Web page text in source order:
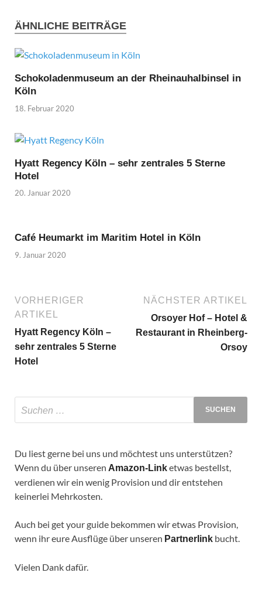
ÄHNLICHE BEITRÄGE
Schokoladenmuseum an der Rheinauhalbinsel in
Köln
18. Februar 2020
Hyatt Regency Köln – sehr zentrales 5 Sterne
Hotel
20. Januar 2020
Café Heumarkt im Maritim Hotel in Köln
9. Januar 2020
VORHERIGER
ARTIKEL
Hyatt Regency Köln –
sehr zentrales 5 Sterne
Hotel
NÄCHSTER ARTIKEL
Orsoyer Hof – Hotel &
Restaurant in Rheinberg-
Orsoy
Du liest gerne bei uns und möchtest uns unterstützen?
Wenn du über unseren Amazon-Linketwas bestellst,
verdienen wir ein wenig Provision und dir entstehen
keinerlei Mehrkosten.
Auch bei get your guide bekommen wir etwas Provision,
wenn ihr eure Ausflüge über unseren Partnerlink bucht.
Vielen Dank dafür.